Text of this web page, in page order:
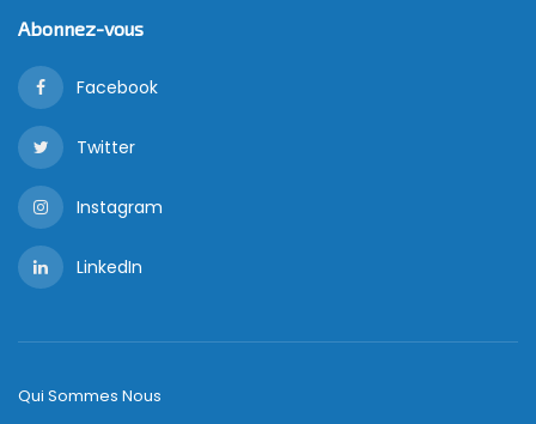
Abonnez-vous
Facebook
Twitter
Instagram
LinkedIn
Qui Sommes Nous